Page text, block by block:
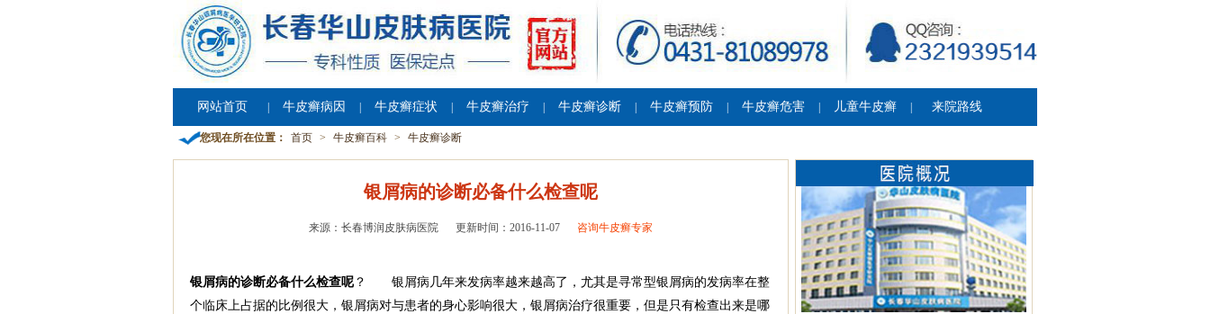
网站首页 牛皮癣病因 牛皮癣症状 牛皮癣治疗 牛皮癣诊断 牛皮癣预防 牛皮癣危害 儿童牛皮癣 来院路线
您现在所在位置： 首页 > 牛皮癣百科 > 牛皮癣诊断
银屑病的诊断必备什么检查呢
来源：长春博润皮肤病医院 更新时间：2016-11-07 咨询牛皮癣专家
银屑病的诊断必备什么检查呢 ？ 银屑病几年来发病率越来越高了，尤其是寻常型银屑病的发病率在整
个临床上占据的比例很大，银屑病对与患者的身心影响很大，银屑病治疗很重要，但是只有检查出来是哪